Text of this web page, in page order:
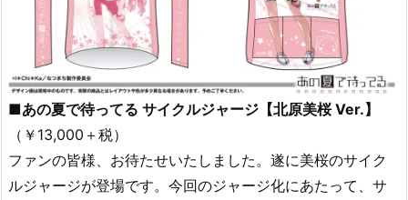
■あの夏で待ってる サイクルジャージ【北原美桜 Ver.】
（￥13,000＋税）
ファンの皆様、お待たせいたしました。遂に美桜のサイク
ルジャージが登場です。今回のジャージ化にあたって、サ